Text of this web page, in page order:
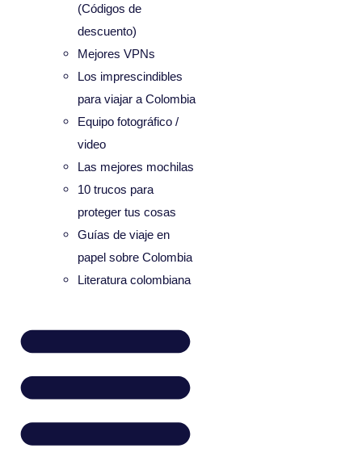
(Códigos de
descuento)
Mejores VPNs
Los imprescindibles
para viajar a Colombia
Equipo fotográfico /
video
Las mejores mochilas
10 trucos para
proteger tus cosas
Guías de viaje en
papel sobre Colombia
Literatura colombiana